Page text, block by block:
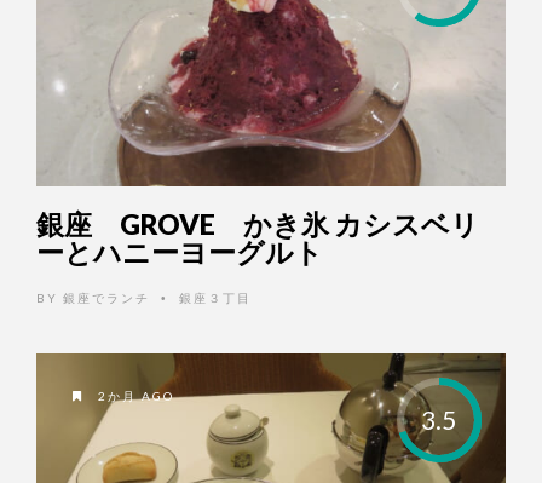
銀座 GROVE かき氷 カシスベリ
ーとハニーヨーグルト
BY 銀座でランチ • 銀座３丁目
3.5
2か月 AGO